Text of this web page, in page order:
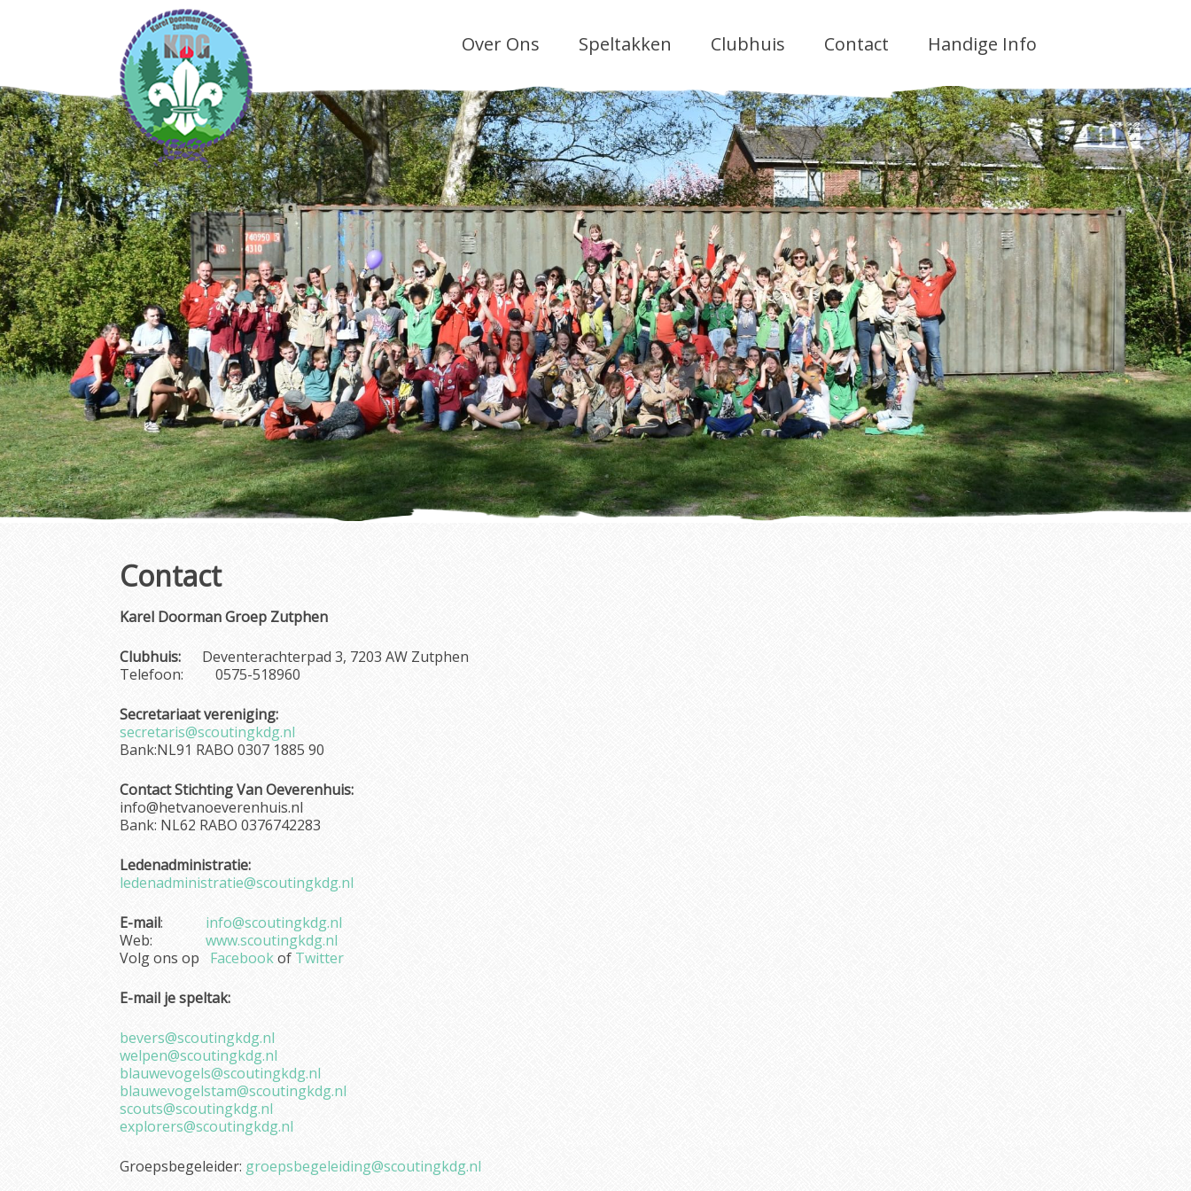
Over Ons Speltakken Clubhuis Contact Handige Info
Contact
Karel Doorman Groep Zutphen
Clubhuis: Deventerachterpad 3, 7203 AW Zutphen
Telefoon: 0575-518960
Secretariaat vereniging:
secretaris@scoutingkdg.nl
Bank:NL91 RABO 0307 1885 90
Contact Stichting Van Oeverenhuis:
info@hetvanoeverenhuis.nl
Bank: NL62 RABO 0376742283
Ledenadministratie:
ledenadministratie@scoutingkdg.nl
E-mail: info@scoutingkdg.nl
Web: www.scoutingkdg.nl
Volg ons op Facebookof Twitter
E-mail je speltak:
bevers@scoutingkdg.nl
welpen@scoutingkdg.nl
blauwevogels@scoutingkdg.nl
blauwevogelstam@scoutingkdg.nl
scouts@scoutingkdg.nl
explorers@scoutingkdg.nl
Groepsbegeleider: groepsbegeleiding@scoutingkdg.nl